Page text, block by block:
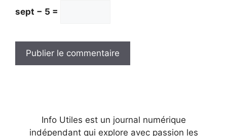
sept − 5 =
Info Utiles est un journal numérique
indépendant qui explore avec passion les